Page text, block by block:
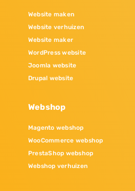
Website maken
Website verhuizen
Website maker
WordPress website
Joomla website
Drupal website
Webshop
Magento webshop
WooCommerce webshop
PrestaShop webshop
Webshop verhuizen